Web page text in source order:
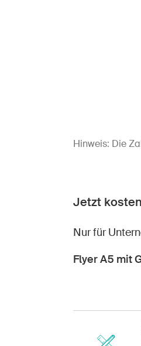
Hinweis: Die
Jetzt
Nur für
Flyer A5 mit